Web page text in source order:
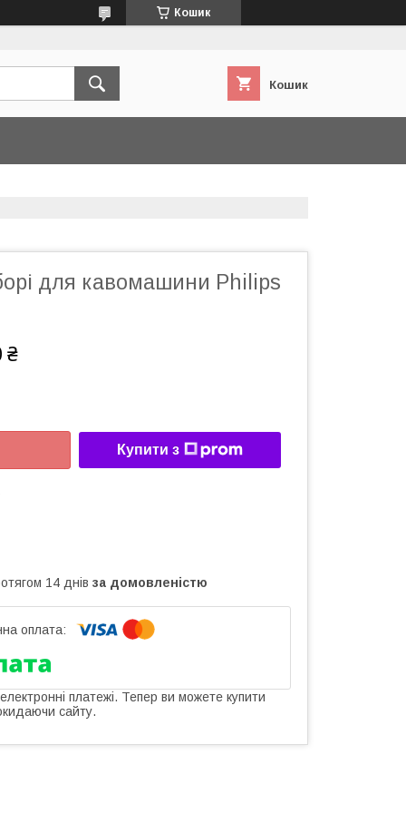
Кошик
Кошик
для кавомашини Philips
₴
Купити з
14 днів за домовленістю
платежі. Тепер ви можете купити
сайту.